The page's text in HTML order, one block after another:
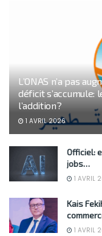
L’ONAS n’a pas
déficit s’accumule:
l’addition?
1 AVRIL 2026
Officiel:
jobs…
1 AVRIL
Kais
1 AVRIL